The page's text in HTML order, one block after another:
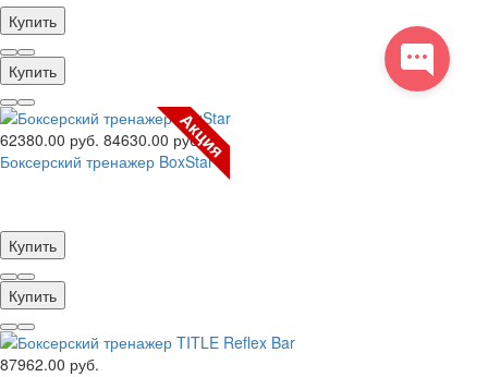
Купить
Купить
Акция
62380.00 руб. 84630.00 руб.
Боксерский тренажер BoxStar
Купить
Купить
87962.00 руб.